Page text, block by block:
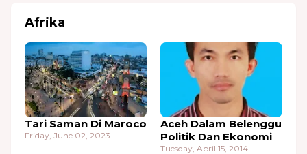
Afrika
Tari Saman Di Maroco
Friday, June 02, 2023
Aceh Dalam Belenggu
Politik Dan Ekonomi
Tuesday, April 15, 2014